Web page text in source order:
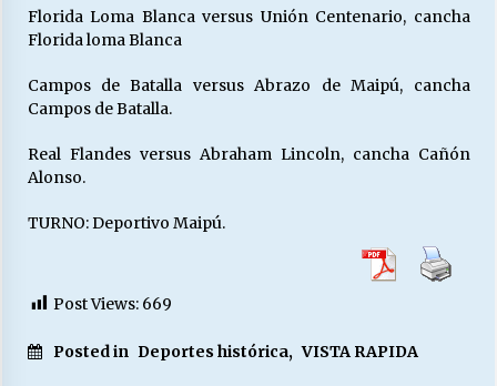
Florida Loma Blanca versus Unión Centenario, cancha
Florida loma Blanca
Campos de Batalla versus Abrazo de Maipú, cancha
Campos de Batalla.
Real Flandes versus Abraham Lincoln, cancha Cañón
Alonso.
TURNO: Deportivo Maipú.
Post Views: 669
Posted in Deportes histórica, VISTA RAPIDA